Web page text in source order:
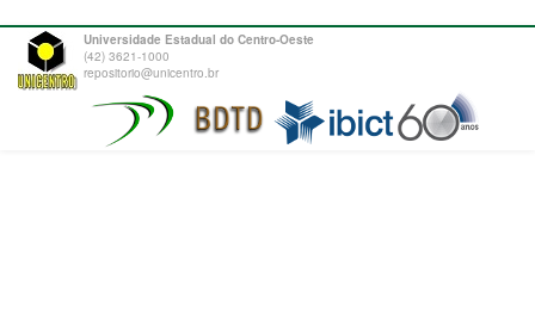
Universidade Estadual do Centro-Oeste
(42) 3621-1000
repositorio@unicentro.br